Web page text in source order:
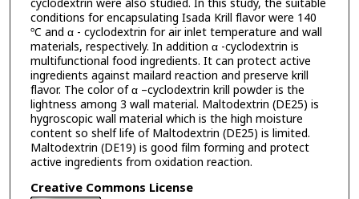
conditions for encapsulating Isada Krill flavor were 140
ºC and α - cyclodextrin for air inlet temperature and wall
materials, respectively. In addition α -cyclodextrin is
multifunctional food ingredients. It can protect active
ingredients against mailard reaction and preserve krill
flavor. The color of α –cyclodextrin krill powder is the
lightness among 3 wall material. Maltodextrin (DE25) is
hygroscopic wall material which is the high moisture
content so shelf life of Maltodextrin (DE25) is limited.
Maltodextrin (DE19) is good film forming and protect
active ingredients from oxidation reaction.
Creative Commons License